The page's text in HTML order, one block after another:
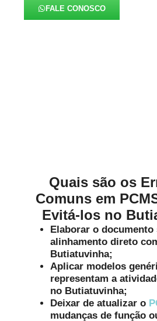
FALE CONOSCO
Quais são os
Comuns em
Evitá-los no
Elaborar o documento
alinhamento direto
Butiatuvinha;
Aplicar modelos
representam a
no Butiatuvinha;
Deixar de atualizar o
mudanças de função